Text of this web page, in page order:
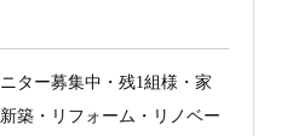
ター募集中・残1組様・家
築・リフォーム・リノベー